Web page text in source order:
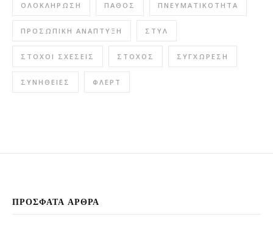
ΟΛΟΚΛΉΡΩΣΗ ΠΆΘΟΣ ΠΝΕΥΜΑΤΙΚΌΤΗΤΑ
ΠΡΟΣΩΠΙΚΉ ΑΝΆΠΤΥΞΗ ΣΤΥΛ
ΣΤΌΧΟΙ ΣΧΈΣΕΙΣ ΣΤΌΧΟΣ ΣΥΓΧΏΡΕΣΗ
ΣΥΝΉΘΕΙΕΣ ΦΛΕΡΤ
ΠΡΌΣΦΑΤΑ ΆΡΘΡΑ